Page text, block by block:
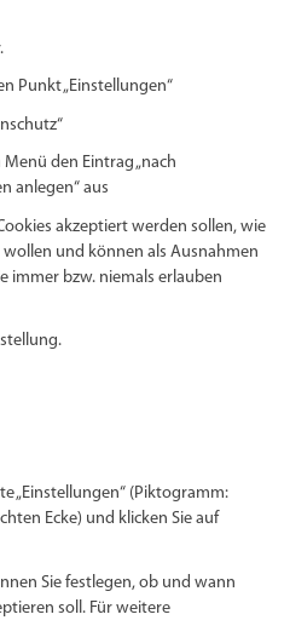
Punkt „Einstellungen“
den Eintrag „nach
anlegen“ aus
akzeptiert werden sollen, wie
wollen und können als Ausnahmen
immer bzw. niemals erlauben
„Einstellungen“ (Piktogramm:
Ecke) und klicken Sie auf
Sie festlegen, ob und wann
soll. Für weitere